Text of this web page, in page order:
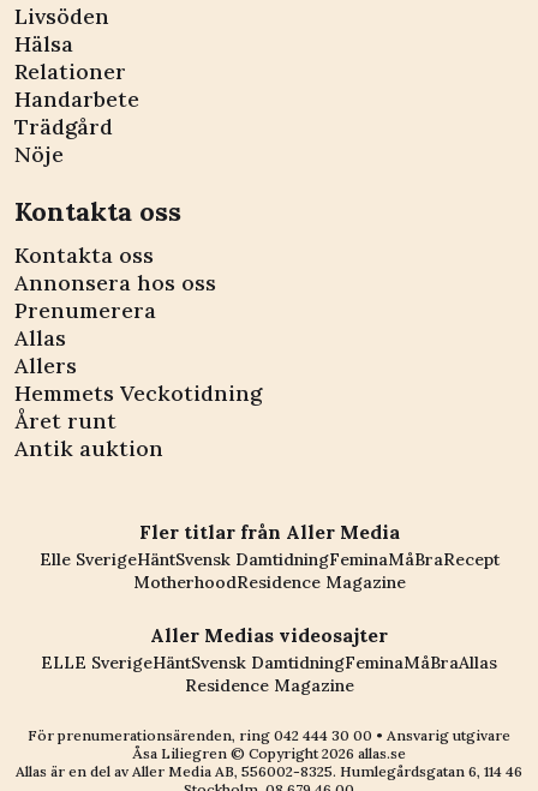
Livsöden
Hälsa
Relationer
Handarbete
Trädgård
Nöje
Kontakta oss
Kontakta oss
Annonsera hos oss
Prenumerera
Allas
Allers
Hemmets Veckotidning
Året runt
Antik auktion
Fler titlar från Aller Media
Elle SverigeHäntSvensk DamtidningFeminaMåBraRecept
MotherhoodResidence Magazine
Aller Medias videosajter
ELLE SverigeHäntSvensk DamtidningFeminaMåBraAllas
Residence Magazine
För prenumerationsärenden, ring 042 444 30 00 • Ansvarig utgivare
Åsa Liliegren © Copyright2026 allas.se
Allas är en del av Aller Media AB, 556002-8325. Humlegårdsgatan 6, 114 46